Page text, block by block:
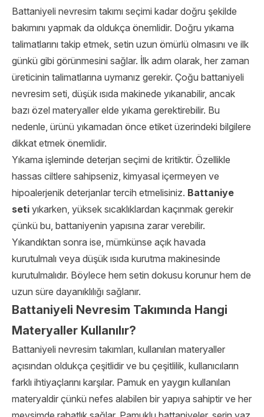
Battaniyeli nevresim takımı seçimi kadar doğru şekilde
bakımını yapmak da oldukça önemlidir. Doğru yıkama
talimatlarını takip etmek, setin uzun ömürlü olmasını ve ilk
günkü gibi görünmesini sağlar. İlk adım olarak, her zaman
üreticinin talimatlarına uymanız gerekir. Çoğu battaniyeli
nevresim seti, düşük ısıda makinede yıkanabilir, ancak
bazı özel materyaller elde yıkama gerektirebilir. Bu
nedenle, ürünü yıkamadan önce etiket üzerindeki bilgilere
dikkat etmek önemlidir.
Yıkama işleminde deterjan seçimi de kritiktir. Özellikle
hassas ciltlere sahipseniz, kimyasal içermeyen ve
hipoalerjenik deterjanlar tercih etmelisiniz. Battaniye
seti yıkarken, yüksek sıcaklıklardan kaçınmak gerekir
çünkü bu, battaniyenin yapısına zarar verebilir.
Yıkandıktan sonra ise, mümkünse açık havada
kurutulmalı veya düşük ısıda kurutma makinesinde
kurutulmalıdır. Böylece hem setin dokusu korunur hem de
uzun süre dayanıklılığı sağlanır.
Battaniyeli Nevresim Takımında Hangi
Materyaller Kullanılır?
Battaniyeli nevresim takımları, kullanılan materyaller
açısından oldukça çeşitlidir ve bu çeşitlilik, kullanıcıların
farklı ihtiyaçlarını karşılar. Pamuk en yaygın kullanılan
materyaldir çünkü nefes alabilen bir yapıya sahiptir ve her